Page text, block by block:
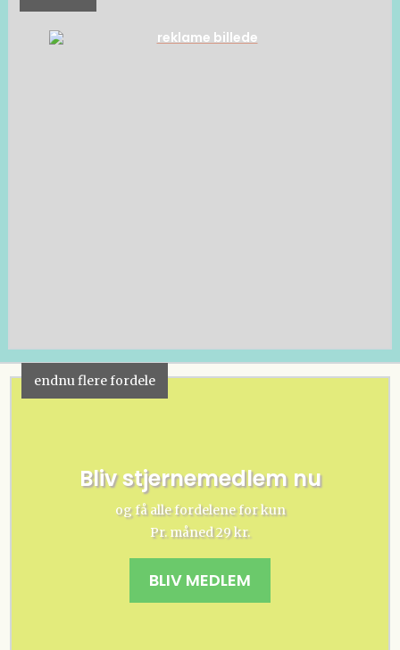
endnu flere fordele
Bliv stjernemedlem nu
og få alle fordelene for kun
Pr. måned 29 kr.
BLIV MEDLEM